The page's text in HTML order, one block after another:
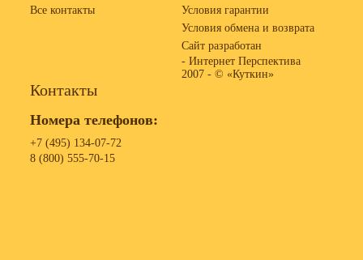
Все контакты
Условия гарантии
Условия обмена и возврата
Сайт разработан
- Интернет Перспектива
2007 - © «Куткин»
Контакты
Номера телефонов:
+7 (495) 134-07-72
8 (800) 555-70-15